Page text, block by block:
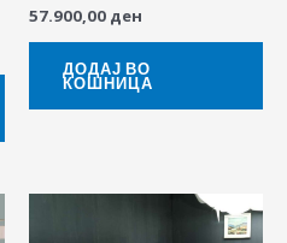
57.900,00 ден
ДОДАЈ ВО
КОШНИЦА